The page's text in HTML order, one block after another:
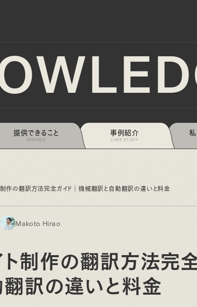
提供できること
SERVICE
事例紹介
CASE STUDY
デザインの木・林・森 2026.07.10 Web制作で
作の翻訳方法完全ガイド｜機械翻訳と自動翻訳の違いと料金
制作の翻訳方法完
訳の違いと料金
Makoto Hirao